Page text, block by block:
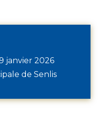
janvier 2026
de Senlis